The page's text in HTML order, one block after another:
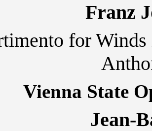
Franz
for
Vienna State
Jean-